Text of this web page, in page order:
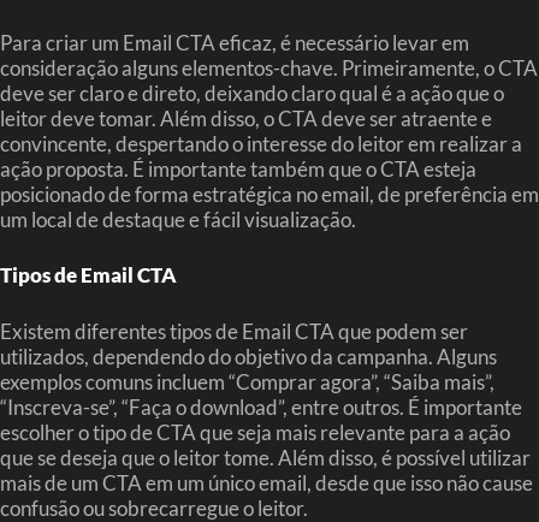
Para criar um Email CTA eficaz, é necessário levar em
consideração alguns elementos-chave. Primeiramente, o CTA
deve ser claro e direto, deixando claro qual é a ação que o
leitor deve tomar. Além disso, o CTA deve ser atraente e
convincente, despertando o interesse do leitor em realizar a
ação proposta. É importante também que o CTA esteja
posicionado de forma estratégica no email, de preferência em
um local de destaque e fácil visualização.
Tipos de Email CTA
Existem diferentes tipos de Email CTA que podem ser
utilizados, dependendo do objetivo da campanha. Alguns
exemplos comuns incluem “Comprar agora”, “Saiba mais”,
“Inscreva-se”, “Faça o download”, entre outros. É importante
escolher o tipo de CTA que seja mais relevante para a ação
que se deseja que o leitor tome. Além disso, é possível utilizar
mais de um CTA em um único email, desde que isso não cause
confusão ou sobrecarregue o leitor.